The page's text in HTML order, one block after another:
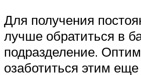
Для получения
лучше обратиться в
подразделение.
озаботиться этим